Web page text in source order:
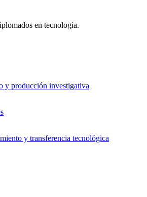
en tecnología.
y producción investigativa
y transferencia tecnológica